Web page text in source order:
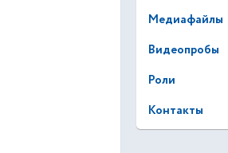
Медиафайлы
Видеопробы
Роли
Контакты